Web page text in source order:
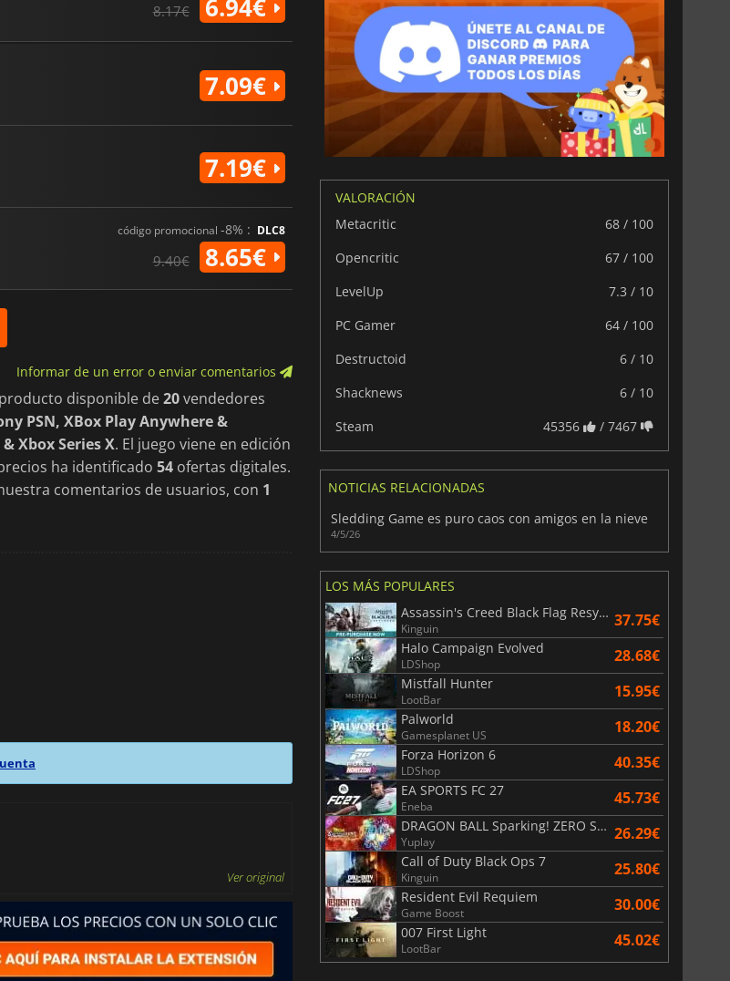
8.17€ 6.94€
7.09€
7.19€
código promocional -8% : DLC8
9.40€ 8.65€
Informar de un error o enviar comentarios
disponible de20vendedores
PSN, XBox Play Anywhere &
Xbox Series X. El juego viene en edición
ha identificado 54 ofertas digitales.
comentarios de usuarios, con 1
Ver original
VALORACIÓN
Metacritic
68 / 100
Opencritic
67 / 100
LevelUp
7.3 / 10
PC Gamer
64 / 100
Destructoid
6 / 10
Shacknews
6 / 10
Steam
45356 / 7467
NOTICIAS RELACIONADAS
Sledding Game es puro caos con amigos en la nieve
4/5/26
LOS MÁS POPULARES
Assassin's Creed Black Flag Resynced
Kinguin 37.75€
Halo Campaign Evolved
LDShop 28.68€
Mistfall Hunter
LootBar 15.95€
Palworld
Gamesplanet US 18.20€
Forza Horizon 6
LDShop 40.35€
EA SPORTS FC 27
Eneba 45.73€
DRAGON BALL Sparking! ZERO Super Limit Breaking NEO
Yuplay 26.29€
Call of Duty Black Ops 7
Kinguin 25.80€
Resident Evil Requiem
Game Boost 30.00€
007 First Light
LootBar 45.02€